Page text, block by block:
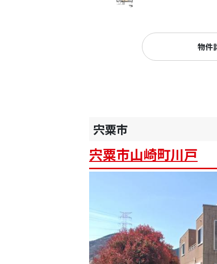
物件
宍粟市
宍粟市山崎町川戸